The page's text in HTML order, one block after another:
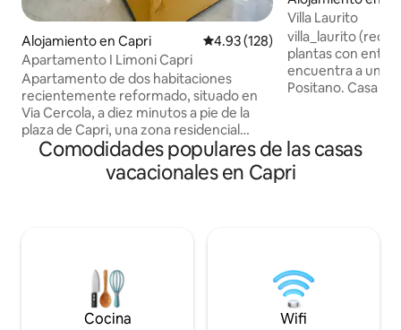
Alojamiento en Capri Calificación promedio: 4.93 de
4.93 (128)
Apartamento I Limoni Capri
Apartamento de dos habitaciones
recientemente reformado, situado en
Via Cercola, a diez minutos a pie de la
plaza de Capri, una zona residencial
tranquila y soleada. Su práctica ubicación
permite llegar fácilmente a muchos de
los lugares de interés que se pueden
para comer al aire libre como en el
interior. I Limoni Capri Apartment, el
escenario perfecto para pasar unas
relajantes vacaciones en Capri.
Villa Laurito
villa_laurito (redes sociales) Casa de dos
plantas con
encuentra a unos
Positano. Casa
carretera, es
La casa cuenta
LLEGAR A LA
Comodidades populares de las casas
vacacionales en Capri
Cocina Wifi